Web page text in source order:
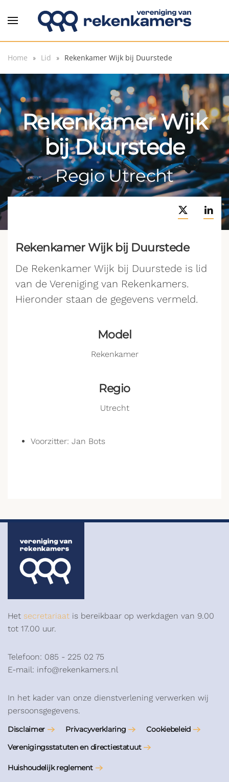
Overslaan en naar de inhoud gaan
Home Lid Rekenkamer Wijk bij Duurstede
Rekenkamer Wijk
bij Duurstede
Regio Utrecht
Rekenkamer Wijk bij Duurstede
De Rekenkamer Wijk bij Duurstede is lid
van de Vereniging van Rekenkamers.
Hieronder staan de gegevens vermeld.
Model
Rekenkamer
Regio
Utrecht
Voorzitter: Jan Bots
Het secretariaat is bereikbaar op werkdagen van 9.00
tot 17.00 uur.
Telefoon: 085 - 225 02 75
E-mail: info@rekenkamers.nl
In het kader van onze dienstverlening verwerken wij
persoonsgegevens.
Disclaimer Privacyverklaring
Cookiebeleid
Verenigingsstatuten en directiestatuut
Huishoudelijk reglement